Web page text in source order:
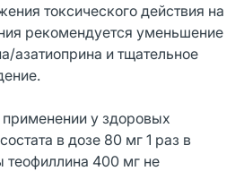
токсического действия на
рекомендуется уменьшение
азатиоприна и тщательное
у здоровых
в дозе 80 мг 1 раз в
теофиллина 400 мг не